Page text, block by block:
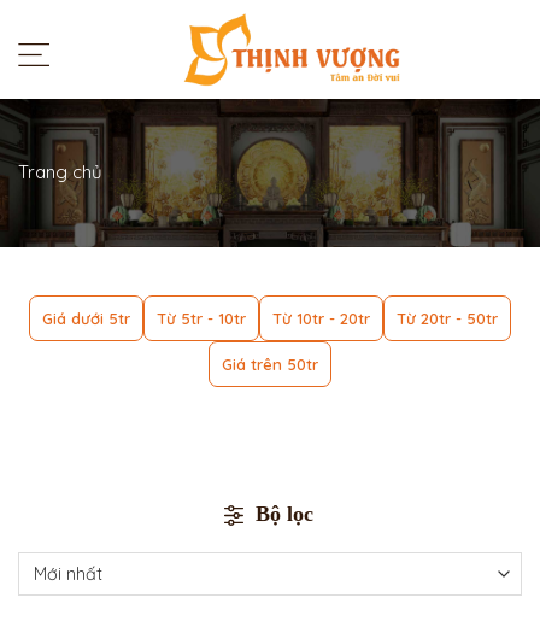
Trang chủ
Giá dưới 5tr Từ 5tr - 10tr Từ 10tr - 20tr Từ 20tr - 50tr
Giá trên 50tr
Bộ lọc